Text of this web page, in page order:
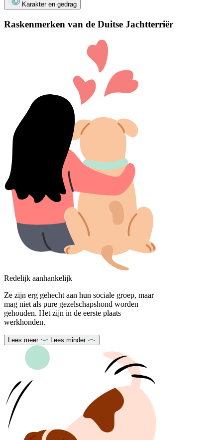
Karakter en gedrag
Raskenmerken van de Duitse Jachtterriër
Redelijk aanhankelijk
Ze zijn erg gehecht aan hun sociale groep, maar
mag niet als pure gezelschapshond worden
gehouden. Het zijn in de eerste plaats
werkhonden.
Lees meer Lees minder